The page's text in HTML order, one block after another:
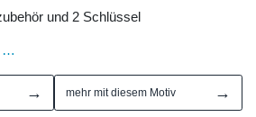
und 2 Schlüssel
…
→ mehr mit diesem Motiv →